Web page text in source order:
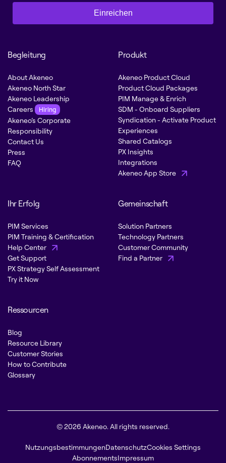
Einreichen
Begleitung
About Akeneo
Akeneo North Star
Akeneo Leadership
Careers
Hiring
Akeneo’s Corporate
Responsibility
Contact Us
Press
FAQ
Produkt
Akeneo Product Cloud
Product Cloud Packages
PIM Manage & Enrich
SDM - Onboard Suppliers
Syndication - Activate Product
Experiences
Shared Catalogs
PX Insights
Integrations
Akeneo App Store
Ihr Erfolg
PIM Services
PIM Training & Certification
Help Center
Get Support
PX Strategy Self Assessment
Try it Now
Gemeinschaft
Solution Partners
Technology Partners
Customer Community
Find a Partner
Ressourcen
Blog
Resource Library
Customer Stories
How to Contribute
Glossary
© 2026 Akeneo. All rights reserved.
NutzungsbestimmungenDatenschutzCookies Settings
AbonnementsImpressum